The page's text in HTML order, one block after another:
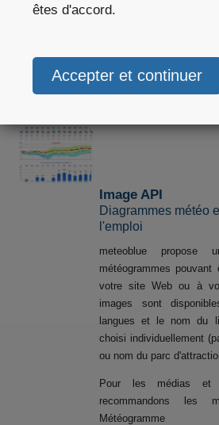
êtes d'accord.
Obtenir une offre
sans engagement
Image API
Diagrammes météo
l'emploi
meteoblue propose
météogrammes
votre site Web ou à
images sont
langues et le nom du
choisi individuellement
ou nom du parc
Pour les médias
recommandons les
Météogramme